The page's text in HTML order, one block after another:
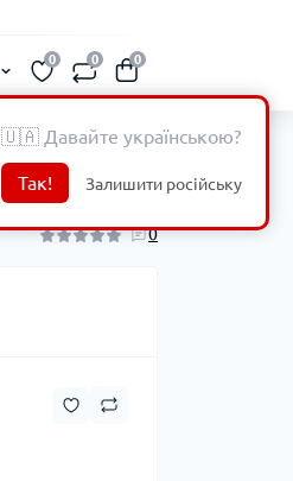
0 0 0
0
🇺🇦 Давайте українською?
Так! Залишити російську